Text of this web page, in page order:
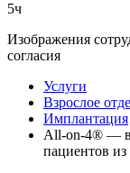
5ч
Изображения
согласия
Услуги
Взрослое
Имплантация
All-on-4® —
пациентов